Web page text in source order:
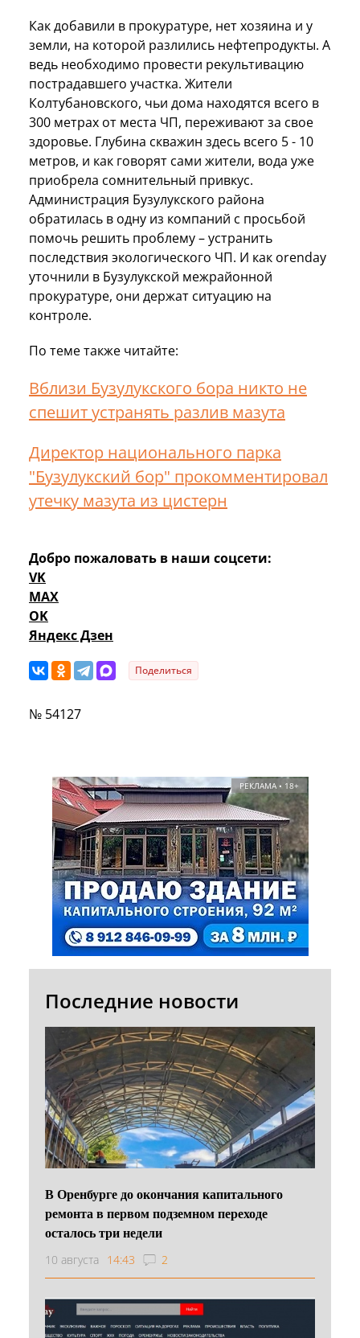
Как добавили в прокуратуре, нет хозяина и у
земли, на которой разлились нефтепродукты. А
ведь необходимо провести рекультивацию
пострадавшего участка. Жители
Колтубановского, чьи дома находятся всего в
300 метрах от места ЧП, переживают за свое
здоровье. Глубина скважин здесь всего 5 - 10
метров, и как говорят сами жители, вода уже
приобрела сомнительный привкус.
Администрация Бузулукского района
обратилась в одну из компаний с просьбой
помочь решить проблему – устранить
последствия экологического ЧП. И как orenday
уточнили в Бузулукской межрайонной
прокуратуре, они держат ситуацию на
контроле.
По теме также читайте:
Вблизи Бузулукского бора никто не
спешит устранять разлив мазута
Директор национального парка
"Бузулукский бор" прокомментировал
утечку мазута из цистерн
Добро пожаловать в наши соцсети:
VK
MAX
OK
Яндекс Дзен
Поделиться
№ 54127
РЕКЛАМА • 18+
Последние новости
В Оренбурге до окончания капитального
ремонта в первом подземном переходе
осталось три недели
10 августа 14:43 2